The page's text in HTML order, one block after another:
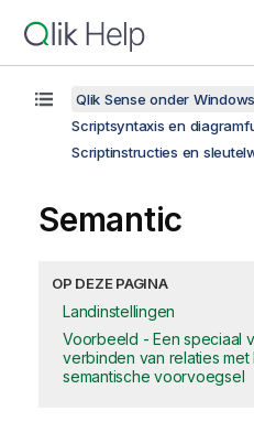
Qlik Sense onder
Scriptsyntaxis en
Scriptinstructies en
Semantic
OP DEZE PAGINA
Landinstellingen
Voorbeeld - Een speciaal
verbinden van relaties
semantische voorvoegsel